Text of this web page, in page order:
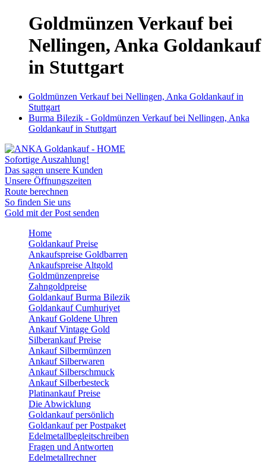
Goldmünzen Verkauf bei
Nellingen, Anka Goldankauf
in Stuttgart
Goldmünzen Verkauf bei Nellingen, Anka Goldankauf in
Stuttgart
Burma Bilezik - Goldmünzen Verkauf bei Nellingen, Anka
Goldankauf in Stuttgart
Sofortige Auszahlung!
Das sagen unsere Kunden
Unsere Öffnungszeiten
Route berechnen
So finden Sie uns
Gold mit der Post senden
Home
Goldankauf Preise
Ankaufspreise Goldbarren
Ankaufspreise Altgold
Goldmünzenpreise
Zahngoldpreise
Goldankauf Burma Bilezik
Goldankauf Cumhuriyet
Ankauf Goldene Uhren
Ankauf Vintage Gold
Silberankauf Preise
Ankauf Silbermünzen
Ankauf Silberwaren
Ankauf Silberschmuck
Ankauf Silberbesteck
Platinankauf Preise
Die Abwicklung
Goldankauf persönlich
Goldankauf per Postpaket
Edelmetallbegleitschreiben
Fragen und Antworten
Edelmetallrechner